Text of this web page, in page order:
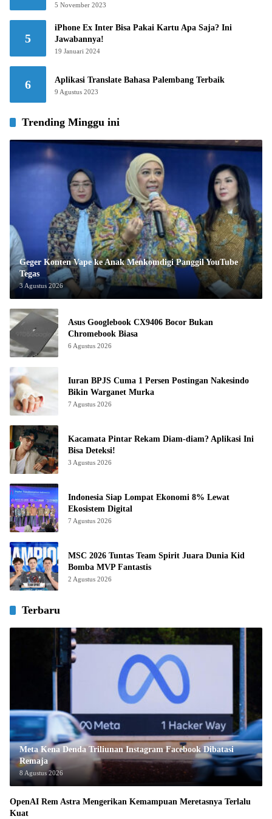
5 November 2023
5
iPhone Ex Inter Bisa Pakai Kartu Apa Saja? Ini
Jawabannya!
19 Januari 2024
6 Aplikasi Translate Bahasa Palembang Terbaik
9 Agustus 2023
Trending Minggu ini
Geger Konten Vape ke Anak Menkomdigi Panggil YouTube
Tegas
3 Agustus 2026
Asus Googlebook CX9406 Bocor Bukan
Chromebook Biasa
6 Agustus 2026
Iuran BPJS Cuma 1 Persen Postingan Nakesindo
Bikin Warganet Murka
7 Agustus 2026
Kacamata Pintar Rekam Diam-diam? Aplikasi Ini
Bisa Deteksi!
3 Agustus 2026
Indonesia Siap Lompat Ekonomi 8% Lewat
Ekosistem Digital
7 Agustus 2026
MSC 2026 Tuntas Team Spirit Juara Dunia Kid
Bomba MVP Fantastis
2 Agustus 2026
Terbaru
Meta Kena Denda Triliunan Instagram Facebook Dibatasi
Remaja
8 Agustus 2026
OpenAI Rem Astra Mengerikan Kemampuan Meretasnya Terlalu
Kuat